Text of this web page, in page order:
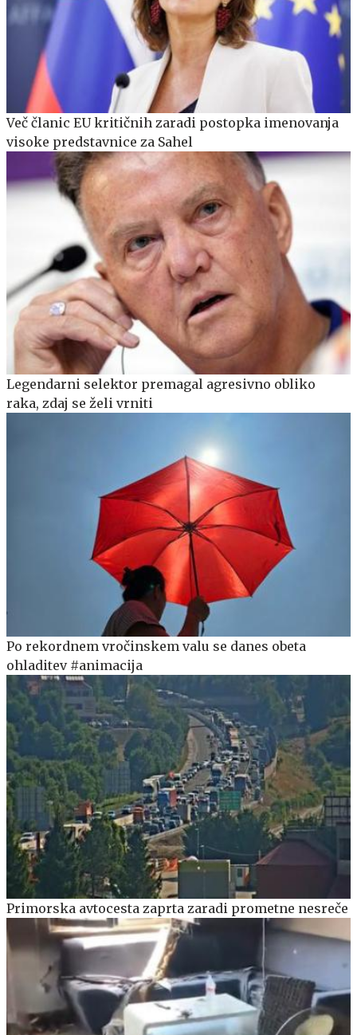
Več članic EU kritičnih zaradi postopka imenovanja
visoke predstavnice za Sahel
Legendarni selektor premagal agresivno obliko
raka, zdaj se želi vrniti
Po rekordnem vročinskem valu se danes obeta
ohladitev #animacija
Primorska avtocesta zaprta zaradi prometne nesreče